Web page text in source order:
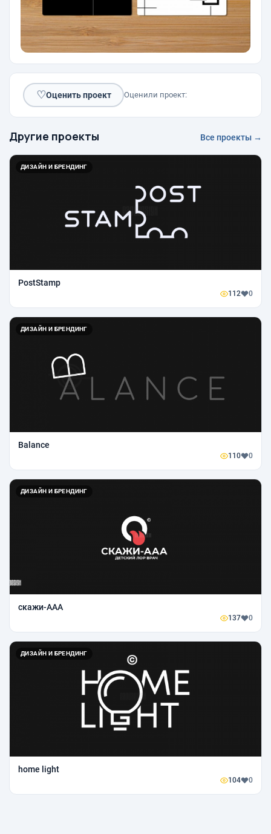
♡Оценить проект Оценили проект:
Другие проекты Все проекты →
ДИЗАЙН И БРЕНДИНГ
PostStamp
112 0
ДИЗАЙН И БРЕНДИНГ
Balance
110 0
ДИЗАЙН И БРЕНДИНГ
скажи-ААА
137 0
ДИЗАЙН И БРЕНДИНГ
home light
104 0